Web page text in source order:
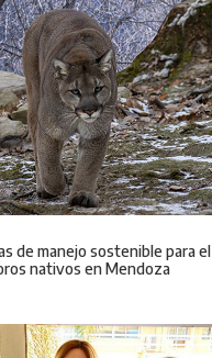
de manejo sostenible para el
nativos en Mendoza